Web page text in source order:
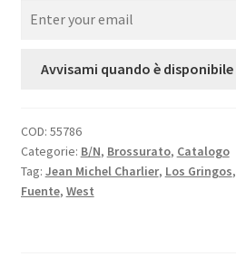
Avvisami quando è disponibile
COD: 55786
Categorie: B/N, Brossurato, Catalogo
Tag: Jean Michel Charlier, Los Gringos,
Fuente, West